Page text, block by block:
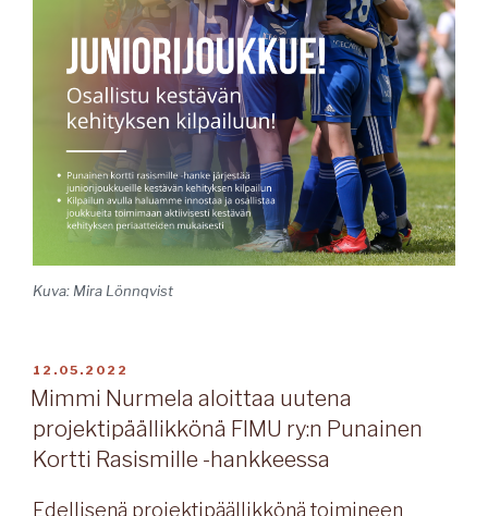
Kuva: Mira Lönnqvist
JULKAISTU
12.05.2022
Mimmi Nurmela aloittaa uutena
projektipäällikkönä FIMU ry:n Punainen
Kortti Rasismille -hankkeessa
Edellisenä projektipäällikkönä toimineen